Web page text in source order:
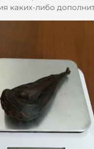
каких-либо